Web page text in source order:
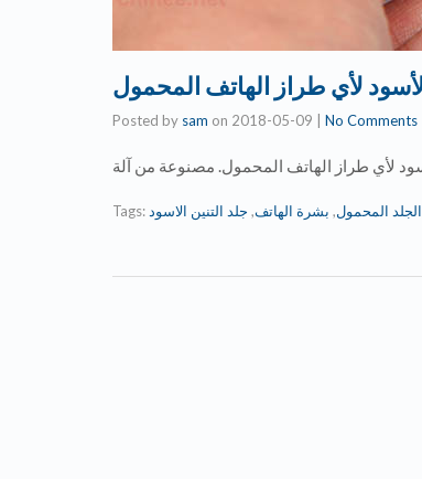
Posted by sam on 2018-05-09 No Comments
Tags: الجلد المحمول, بشرة الهاتف, جلد التنين الاسود